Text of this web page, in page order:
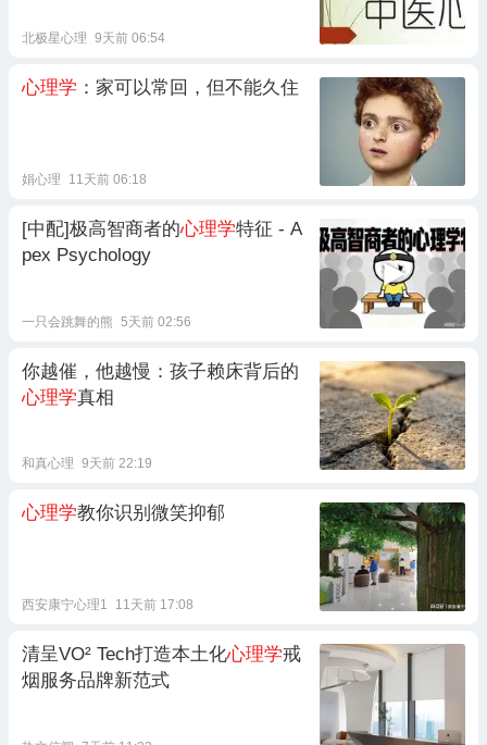
等三重厚礼
北极星心理 9天前 06:54
心理学 ：家可以常回，但不能久住
娟心理 11天前 06:18
[中配]极高智商者的心理学特征 - A
pex Psychology
一只会跳舞的熊 5天前 02:56
你越催，他越慢：孩子赖床背后的
心理学真相
和真心理 9天前 22:19
心理学教你识别微笑抑郁
西安康宁心理1 11天前 17:08
清呈VO² Tech打造本土化心理学戒
烟服务品牌新范式